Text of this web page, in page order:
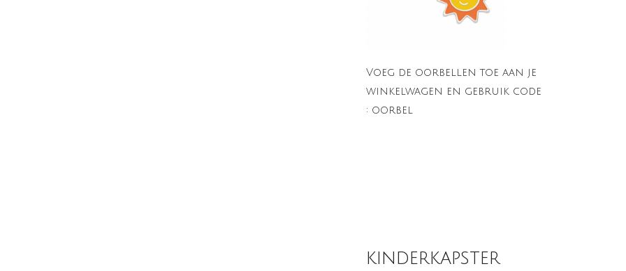
Voeg de oorbellen toe aan je
winkelwagen en gebruik code
: oorbel
kinderkapster